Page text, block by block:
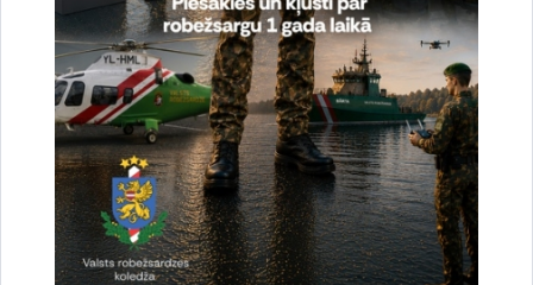
uzlabotu vietnes darbību un
pakalpojumus)
Izmanto Google Analytics, lai samazinātu
pieprasījuma līmeni.
1 minūte
_gid